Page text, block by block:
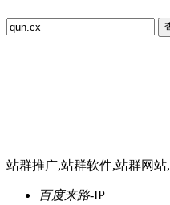
站群推广,站群软件,站群网
百度来路-IP